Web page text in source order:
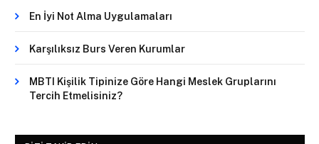
En İyi Not Alma Uygulamaları
Karşılıksız Burs Veren Kurumlar
MBTI Kişilik Tipinize Göre Hangi Meslek Gruplarını
Tercih Etmelisiniz?